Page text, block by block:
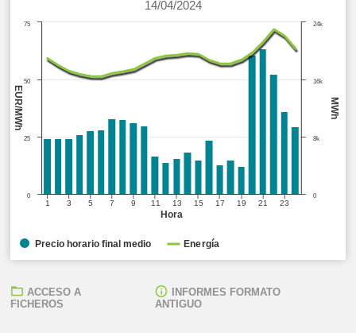
Hora
MWh
EUR/MWh
14/04/2024
1 3 5 7 9 11 13 15 17 19 21 23
0
8k
16k
24k
0
25
50
75
Precio horario final medio Energía
ACCESO A
FICHEROS
INFORMES FORMATO
ANTIGUO